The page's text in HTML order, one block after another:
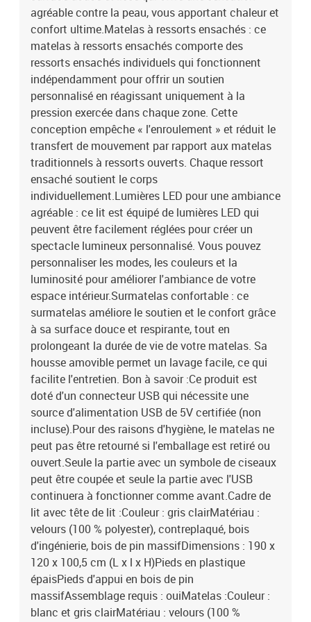
polyester)Matériau de remplissage : mousseDimensions : 120 x
190 x 5 cm (l x L x H)Housse amovible et lavableBande LED
:Longueur : 55 cmTension : c.c. 5 VLongueur du câble USB : 150
cmLongueur du câble d'alimentation : 30 cmIndice IP : IP65Avec
symbole de coupe à ciseauxLa livraison contient :1 x cadre de lit1
x tête de lit1 x matelas1 x surmatelas1 x Bande LED
agréable contre la peau, vous apportant chaleur et
confort ultime.Matelas à ressorts ensachés : ce
matelas à ressorts ensachés comporte des
ressorts ensachés individuels qui fonctionnent
indépendamment pour offrir un soutien
personnalisé en réagissant uniquement à la
pression exercée dans chaque zone. Cette
conception empêche « l'enroulement » et réduit le
transfert de mouvement par rapport aux matelas
traditionnels à ressorts ouverts. Chaque ressort
ensaché soutient le corps
individuellement.Lumières LED pour une ambiance
agréable : ce lit est équipé de lumières LED qui
peuvent être facilement réglées pour créer un
spectacle lumineux personnalisé. Vous pouvez
personnaliser les modes, les couleurs et la
luminosité pour améliorer l'ambiance de votre
espace intérieur.Surmatelas confortable : ce
surmatelas améliore le soutien et le confort grâce
à sa surface douce et respirante, tout en
prolongeant la durée de vie de votre matelas. Sa
housse amovible permet un lavage facile, ce qui
facilite l'entretien. Bon à savoir :Ce produit est
doté d'un connecteur USB qui nécessite une
source d'alimentation USB de 5V certifiée (non
incluse).Pour des raisons d'hygiène, le matelas ne
peut pas être retourné si l'emballage est retiré ou
ouvert.Seule la partie avec un symbole de ciseaux
peut être coupée et seule la partie avec l'USB
continuera à fonctionner comme avant.Cadre de
lit avec tête de lit :Couleur : gris clairMatériau :
velours (100 % polyester), contreplaqué, bois
d'ingénierie, bois de pin massifDimensions : 190 x
120 x 100,5 cm (L x l x H)Pieds en plastique
épaisPieds d'appui en bois de pin
massifAssemblage requis : ouiMatelas :Couleur :
blanc et gris clairMatériau : velours (100 %